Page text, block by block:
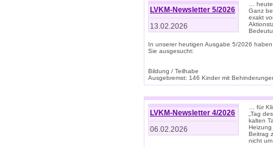
LVKM-Newsletter 5/2026
13.02.2026
…
Ganz
exakt
In unserer heutigen Ausgabe 5/2026
Sie ausgesucht:
Bildung / Teilhabe
Ausgebremst: 146 Kinder mit
LVKM-Newsletter 4/2026
06.02.2026
… für
„Tag
kalten
Beitrag
nicht